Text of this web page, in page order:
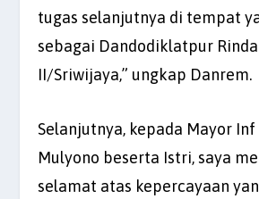
tugas selanjutnya di tempat
sebagai Dandodiklatpur
II/Sriwijaya,” ungkap Danrem.
Selanjutnya, kepada Mayor
Mulyono beserta Istri, saya
selamat atas kepercayaan